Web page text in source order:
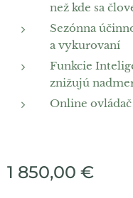
než kde sa
Sezónna
a vykurovaní
Funkcie
znižujú
Online
1 850,00 €